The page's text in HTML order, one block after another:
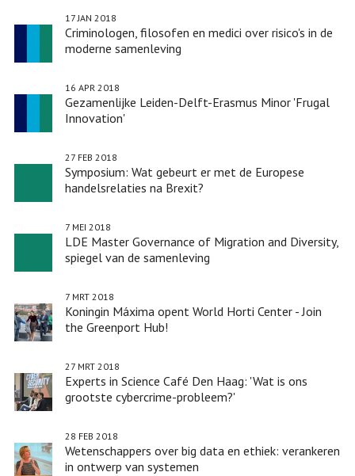
Criminologen, filosofen en medici over risico's in de
moderne samenleving
17 JAN 2018
Gezamenlijke Leiden-Delft-Erasmus Minor 'Frugal
Innovation'
16 APR 2018
Symposium: Wat gebeurt er met de Europese
handelsrelaties na Brexit?
27 FEB 2018
LDE Master Governance of Migration and Diversity,
spiegel van de samenleving
7 MEI 2018
Koningin Máxima opent World Horti Center - Join
the Greenport Hub!
7 MRT 2018
Experts in Science Café Den Haag: 'Wat is ons
grootste cybercrime-probleem?'
27 MRT 2018
Wetenschappers over big data en ethiek: verankeren
in ontwerp van systemen
28 FEB 2018